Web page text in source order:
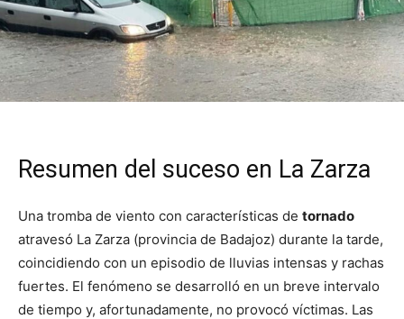
Resumen del suceso en La Zarza
Una tromba de viento con características de tornado
atravesó La Zarza (provincia de Badajoz) durante la tarde,
coincidiendo con un episodio de lluvias intensas y rachas
fuertes. El fenómeno se desarrolló en un breve intervalo
de tiempo y, afortunadamente, no provocó víctimas. Las